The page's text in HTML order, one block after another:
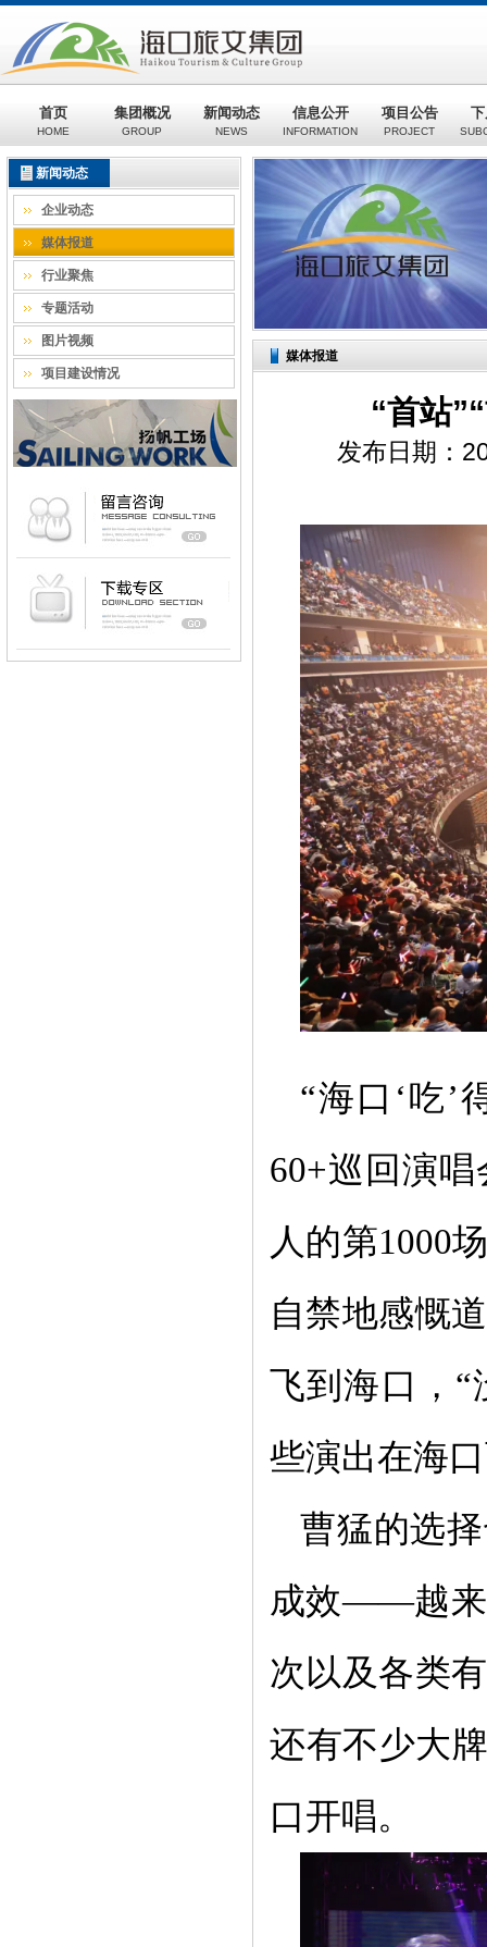
首页
HOME
集团概况
GROUP
新闻动态
NEWS
信息公开
INFORMATION
项目公告
PROJECT
新闻动态
企业动态
媒体报道
行业聚焦
专题活动
图片视频
项目建设情况
媒体报道
“首站
发布日期：
“海口‘吃’
60+巡回演
人的第1000
自禁地感慨
飞到海口，
些演出在海
曹猛的选
成效——越来
次以及各类
还有不少大
口开唱。